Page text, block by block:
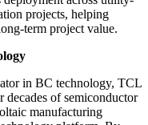
of 80% ± 5%, enabling
overall energy
strengthened through
power degradation
products have
validation processes
organizations.